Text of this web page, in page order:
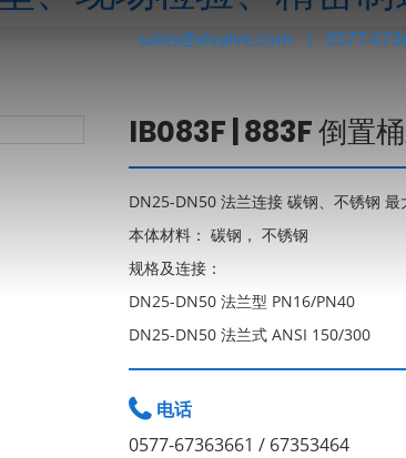
sales@xlvalve.com 0577-
IB083F | 883F 倒置
DN25-DN50 法兰连接 碳钢、不锈钢
本体材料： 碳钢， 不锈钢
规格及连接：
DN25-DN50 法兰型 PN16/PN40
DN25-DN50 法兰式 ANSI 150/300
 电话
0577-67363661 / 67353464